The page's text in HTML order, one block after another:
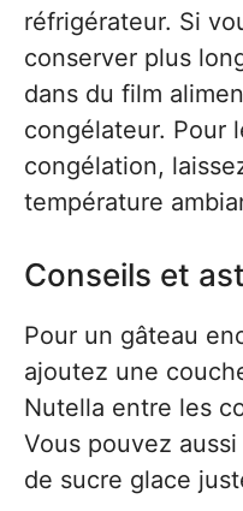
réfrigérateur. Si
conserver plus
dans du film
congélateur. Pour
congélation,
température
Conseils et
Pour un gâteau
ajoutez une
Nutella entre les
Vous pouvez
de sucre glace